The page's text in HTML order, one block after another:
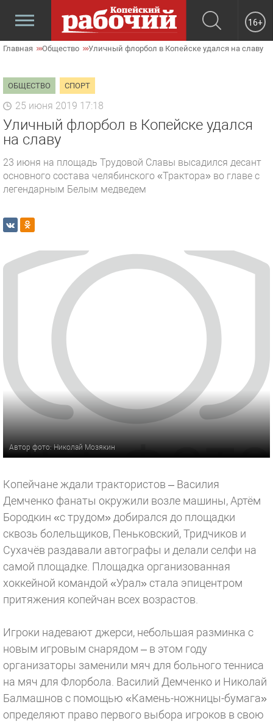
16+
Главная Общество Уличный флорбол в Копейске удался на славу
ОБЩЕСТВО СПОРТ
25 июня 2019 17:18
Уличный флорбол в Копейске удался
на славу
23 июня на площадь Трудовой Славы высадился десант
основного состава челябинского «Трактора» во главе с
легендарным Белым медведем
Автор фото: Николай Мозякин
Копейчане ждали трактористов – Василия
Демченко фанаты окружили возле машины, Артём
Бородкин «с трудом» добирался до площадки
сквозь болельщиков, Пеньковский, Тридчиков и
Сухачёв раздавали автографы и делали селфи на
самой площадке. Площадка организованная
хоккейной командой «Урал» стала эпицентром
притяжения копейчан всех возрастов.
Игроки надевают джерси, небольшая разминка с
новым игровым снарядом – в этом году
организаторы заменили мяч для больного тенниса
на мяч для Флорбола. Василий Демченко и Николай
Балмашнов с помощью «Камень-ножницы-бумага»
определяют право первого выбора игроков в свою